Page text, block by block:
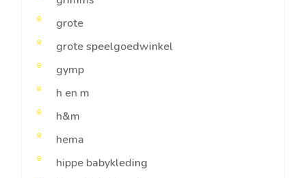
grote
grote speelgoedwinkel
gymp
h en m
h&m
hema
hippe babykleding